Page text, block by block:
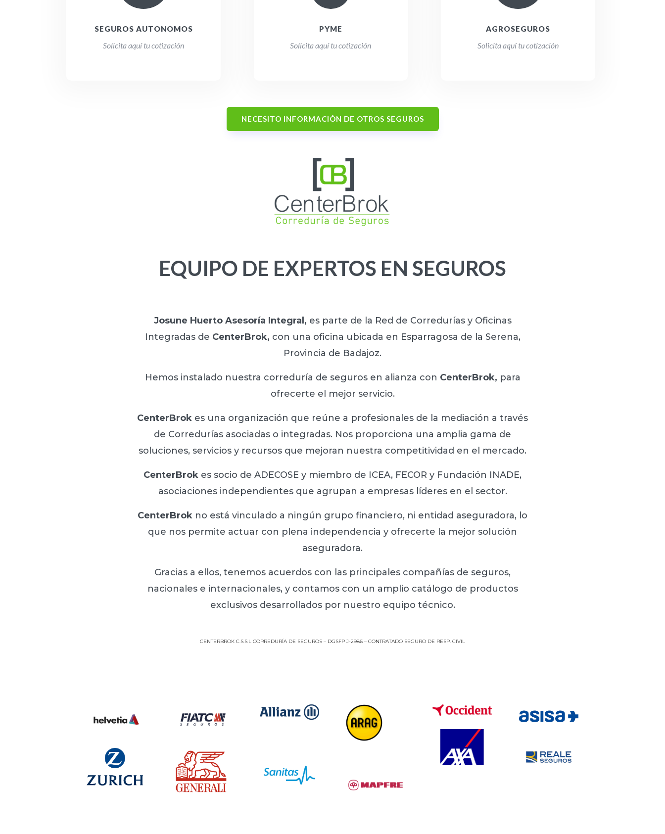
SEGUROS AUTONOMOS
Solicita aquí tu cotización
PYME
Solicita aquí tu cotización
AGROSEGUROS
Solicita aquí tu cotización
NECESITO INFORMACIÓN DE OTROS SEGUROS
EQUIPO DE EXPERTOS EN SEGUROS
Josune Huerto Asesoría Integral, es parte de la Red de Corredurías y Oficinas
Integradas de CenterBrok, con una oficina ubicada en Esparragosa de la Serena,
Provincia de Badajoz.
Hemos instalado nuestra correduría de seguros en alianza con CenterBrok, para
ofrecerte el mejor servicio.
CenterBrok es una organización que reúne a profesionales de la mediación a través
de Corredurías asociadas o integradas. Nos proporciona una amplia gama de
soluciones, servicios y recursos que mejoran nuestra competitividad en el mercado.
CenterBrok es socio de ADECOSE y miembro de ICEA, FECOR y Fundación INADE,
asociaciones independientes que agrupan a empresas líderes en el sector.
CenterBrok no está vinculado a ningún grupo financiero, ni entidad aseguradora, lo
que nos permite actuar con plena independencia y ofrecerte la mejor solución
aseguradora.
Gracias a ellos, tenemos acuerdos con las principales compañías de seguros,
nacionales e internacionales, y contamos con un amplio catálogo de productos
exclusivos desarrollados por nuestro equipo técnico.
CENTERBROK C.S.S.L CORREDURÍA DE SEGUROS – DGSFP J-2986 – CONTRATADO SEGURO DE RESP. CIVIL